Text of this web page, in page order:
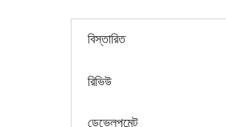
বিস্তারিত
রিভিউ
ডেভেলপমেন্ট